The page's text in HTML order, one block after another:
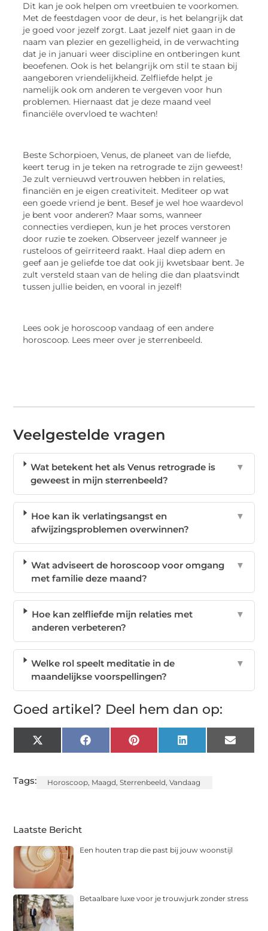
Dit kan je ook helpen om vreetbuien te voorkomen.
Met de feestdagen voor de deur, is het belangrijk dat
je goed voor jezelf zorgt. Laat jezelf niet gaan in de
naam van plezier en gezelligheid, in de verwachting
dat je in januari weer discipline en ontberingen kunt
beoefenen. Ook is het belangrijk om stil te staan bij
aangeboren vriendelijkheid. Zelfliefde helpt je
namelijk ook om anderen te vergeven voor hun
problemen. Hiernaast dat je deze maand veel
financiële overvloed te wachten!
Beste Schorpioen, Venus, de planeet van de liefde,
keert terug in je teken na retrograde te zijn geweest!
Je zult vernieuwd vertrouwen hebben in relaties,
financiën en je eigen creativiteit. Mediteer op wat
een goede vriend je bent. Besef je wel hoe waardevol
je bent voor anderen? Maar soms, wanneer
connecties verdiepen, kun je het proces verstoren
door ruzie te zoeken. Observeer jezelf wanneer je
rusteloos of geïrriteerd raakt. Haal diep adem en
geef aan je geliefde toe dat ook jij kwetsbaar bent. Je
zult versteld staan van de heling die dan plaatsvindt
tussen jullie beiden, en vooral in jezelf!
Lees ook je horoscoop vandaag of een andere
horoscoop. Lees meer over je sterrenbeeld.
Veelgestelde vragen
Wat betekent het als Venus retrograde is
geweest in mijn sterrenbeeld?
▼
Hoe kan ik verlatingsangst en
afwijzingsproblemen overwinnen?
▼
Wat adviseert de horoscoop voor omgang
met familie deze maand?
▼
Hoe kan zelfliefde mijn relaties met
anderen verbeteren?
▼
Welke rol speelt meditatie in de
maandelijkse voorspellingen?
▼
Goed artikel? Deel hem dan op:
X
(Twitter)
FacebookPinterest LinkedIn Email
Tags: Horoscoop, Maagd,Sterrenbeeld,Vandaag
Laatste Bericht
Een houten trap die past bij jouw woonstijl
Betaalbare luxe voor je trouwjurk zonder stress